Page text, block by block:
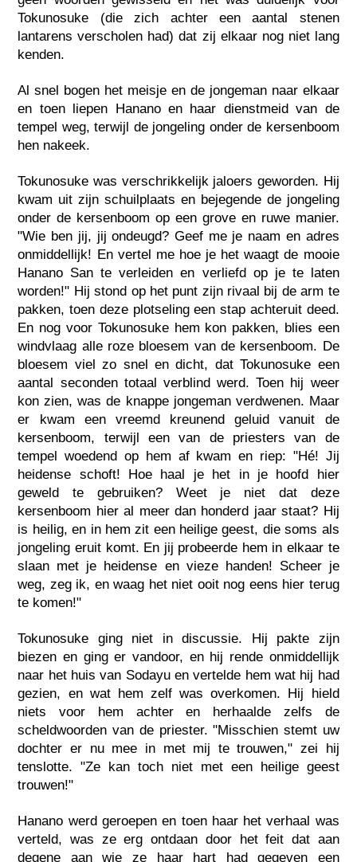
Tokunosuke (die zich achter een aantal stenen
lantarens verscholen had) dat zij elkaar nog niet lang
kenden.
Al snel bogen het meisje en de jongeman naar elkaar
en toen liepen Hanano en haar dienstmeid van de
tempel weg, terwijl de jongeling onder de kersenboom
hen nakeek.
Tokunosuke was verschrikkelijk jaloers geworden. Hij
kwam uit zijn schuilplaats en bejegende de jongeling
onder de kersenboom op een grove en ruwe manier.
"Wie ben jij, jij ondeugd? Geef me je naam en adres
onmiddellijk! En vertel me hoe je het waagt de mooie
Hanano San te verleiden en verliefd op je te laten
worden!" Hij stond op het punt zijn rivaal bij de arm te
pakken, toen deze plotseling een stap achteruit deed.
En nog voor Tokunosuke hem kon pakken, blies een
windvlaag alle roze bloesem van de kersenboom. De
bloesem viel zo snel en dicht, dat Tokunosuke een
aantal seconden totaal verblind werd. Toen hij weer
kon zien, was de knappe jongeman verdwenen. Maar
er kwam een vreemd kreunend geluid vanuit de
kersenboom, terwijl een van de priesters van de
tempel woedend op hem af kwam en riep: "Hé! Jij
heidense schoft! Hoe haal je het in je hoofd hier
geweld te gebruiken? Weet je niet dat deze
kersenboom hier al meer dan honderd jaar staat? Hij
is heilig, en in hem zit een heilige geest, die soms als
jongeling eruit komt. En jij probeerde hem in elkaar te
slaan met je heidense en vieze handen! Scheer je
weg, zeg ik, en waag het niet ooit nog eens hier terug
te komen!"
Tokunosuke ging niet in discussie. Hij pakte zijn
biezen en ging er vandoor, en hij rende onmiddellijk
naar het huis van Sodayu en vertelde hem wat hij had
gezien, en wat hem zelf was overkomen. Hij hield
niets voor hem achter en herhaalde zelfs de
scheldwoorden van de priester. "Misschien stemt uw
dochter er nu mee in met mij te trouwen," zei hij
tenslotte. "Ze kan toch niet met een heilige geest
trouwen!"
Hanano werd geroepen en toen haar het verhaal was
verteld, was ze erg ontdaan door het feit dat aan
degene aan wie ze haar hart had gegeven een